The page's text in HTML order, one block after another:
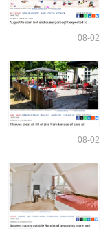
08-02
08-02